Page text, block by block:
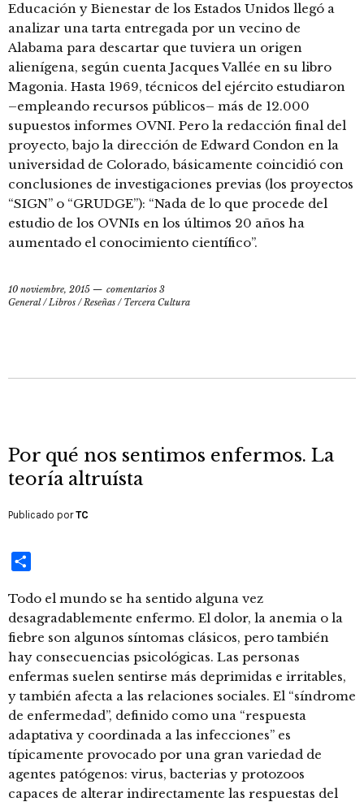
Educación y Bienestar de los Estados Unidos llegó a
analizar una tarta entregada por un vecino de
Alabama para descartar que tuviera un origen
alienígena, según cuenta Jacques Vallée en su libro
Magonia. Hasta 1969, técnicos del ejército estudiaron
–empleando recursos públicos– más de 12.000
supuestos informes OVNI. Pero la redacción final del
proyecto, bajo la dirección de Edward Condon en la
universidad de Colorado, básicamente coincidió con
conclusiones de investigaciones previas (los proyectos
“SIGN” o “GRUDGE”): “Nada de lo que procede del
estudio de los OVNIs en los últimos 20 años ha
aumentado el conocimiento científico”.
10 noviembre, 2015
comentarios 3
General/Libros / Reseñas / Tercera Cultura
Por qué nos sentimos enfermos. La
teoría altruísta
Publicado porTC
Todo el mundo se ha sentido alguna vez
desagradablemente enfermo. El dolor, la anemia o la
fiebre son algunos síntomas clásicos, pero también
hay consecuencias psicológicas. Las personas
enfermas suelen sentirse más deprimidas e irritables,
y también afecta a las relaciones sociales. El “síndrome
de enfermedad”, definido como una “respuesta
adaptativa y coordinada a las infecciones” es
típicamente provocado por una gran variedad de
agentes patógenos: virus, bacterias y protozoos
capaces de alterar indirectamente las respuestas del